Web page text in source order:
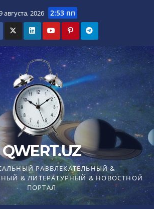
августа, 2026 2:53 пп
QWERT.UZ
РАЗВЛЕКАТЕЛЬНЫЙ &
& ЛИТЕРАТУРНЫЙ & НОВОСТНОЙ
ПОРТАЛ